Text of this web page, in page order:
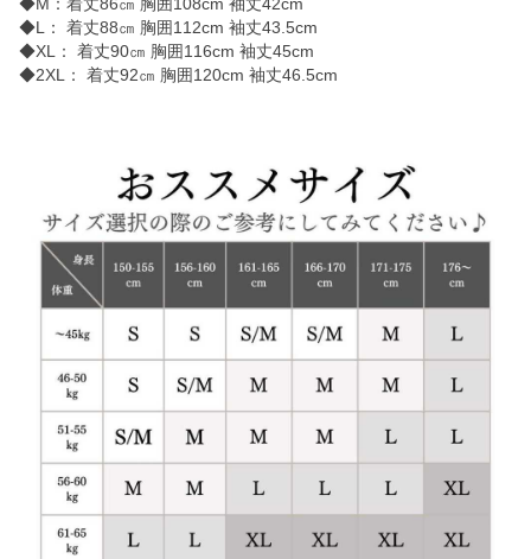
◆L： 着丈88㎝ 胸囲112cm 袖丈43.5cm
◆XL： 着丈90㎝ 胸囲116cm 袖丈45cm
◆2XL： 着丈92㎝ 胸囲120cm 袖丈46.5cm